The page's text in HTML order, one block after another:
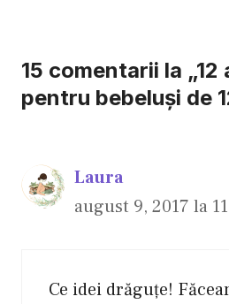
15 comentarii la
pentru bebeluşi de
Laura
august 9, 2017 la
Ce idei drăguţe!